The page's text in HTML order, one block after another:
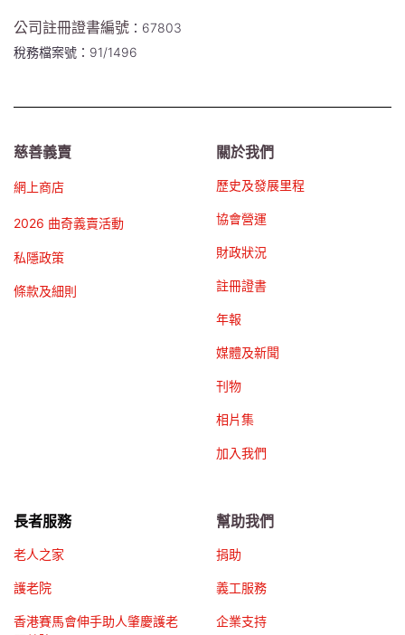
公司註冊證書編號 ：67803
稅務檔案號：91/1496
慈善義賣
網上商店
2026 曲奇義賣活動
私隱政策
條款及細則
關於我們
歷史及發展里程
協會營運
財政狀況
註冊證書
年報
媒體及新聞
刊物
相片集
加入我們
長者服務
老人之家
護老院
香港賽馬會伸手助人肇慶護老
幫助我們
捐助
義工服務
企業支持